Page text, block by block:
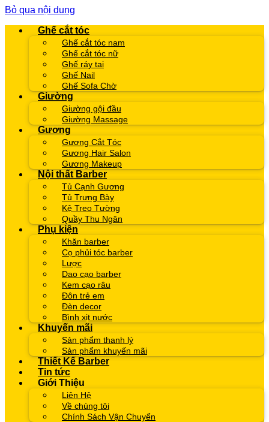
Bỏ qua nội dung
Ghế cắt tóc
Ghế cắt tóc nam
Ghế cắt tóc nữ
Ghế ráy tai
Ghế Nail
Ghế Sofa Chờ
Giường
Giường gội đầu
Giường Massage
Gương
Gương Cắt Tóc
Gương Hair Salon
Gương Makeup
Nội thất Barber
Tủ Cạnh Gương
Tủ Trưng Bày
Kệ Treo Tường
Quầy Thu Ngân
Phụ kiện
Khăn barber
Cọ phủi tóc barber
Lược
Dao cạo barber
Kem cạo râu
Đôn trẻ em
Đèn decor
Bình xịt nước
Khuyến mãi
Sản phẩm thanh lý
Sản phẩm khuyến mãi
Thiết Kế Barber
Tin tức
Giới Thiệu
Liên Hệ
Về chúng tôi
Chính Sách Vận Chuyển